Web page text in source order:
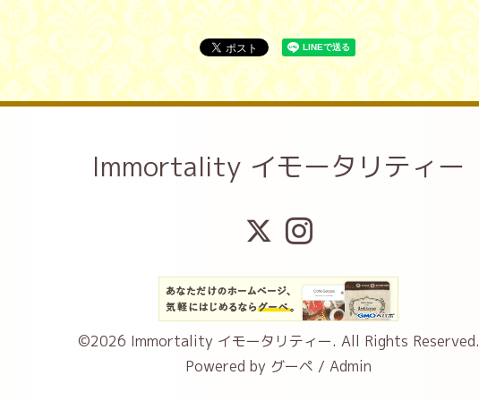
Immortality イモータリティー
©2026 Immortality イモータリティー. All Rights Reserved.
Powered by グーペ / Admin